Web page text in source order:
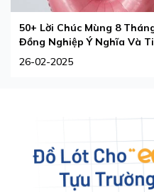
50+ Lời Chúc Mùng 8
Đồng Nghiệp Ý Nghĩa Và
26-02-2025